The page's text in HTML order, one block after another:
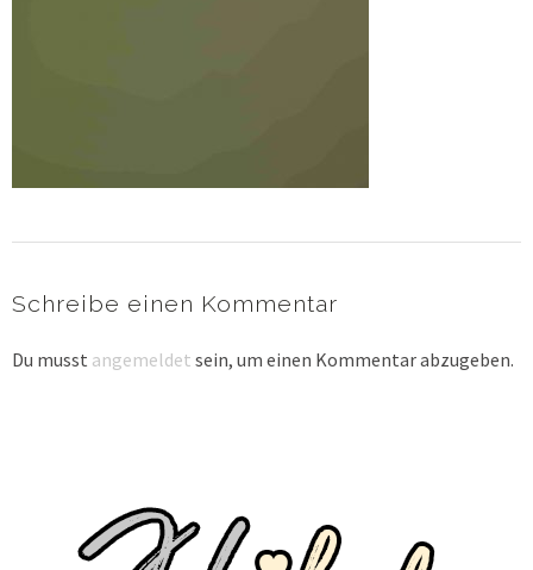
Schreibe einen Kommentar
Du musst angemeldet sein, um einen Kommentar abzugeben.